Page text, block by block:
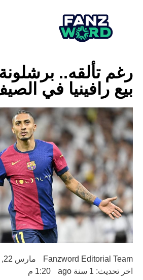
رغم تألقه.. برشلونة
بيع رافينيا في
Fanzword Editorial Team
مارس 22, 2025
اخر تحديث: 1 سنة ago
1:20 م